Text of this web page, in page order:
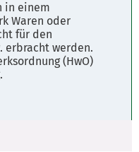
in einem
Waren oder
für den
erbracht werden.
(HwO)